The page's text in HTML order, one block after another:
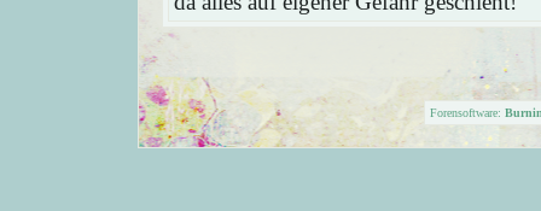
Forensoftware: